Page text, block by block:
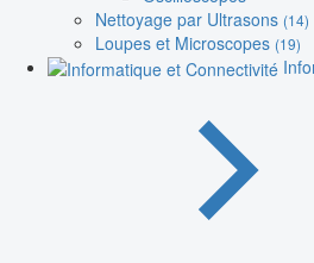
Nettoyage par Ultrasons (14)
Loupes et Microscopes (19)